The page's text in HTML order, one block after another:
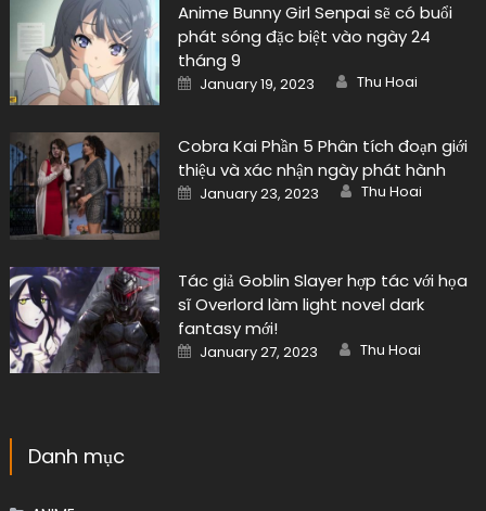
Anime Bunny Girl Senpai sẽ có buổi
phát sóng đặc biệt vào ngày 24
tháng 9
Posted
on
January 19, 2023 Author
Thu Hoai
Cobra Kai Phần 5 Phân tích đoạn giới
thiệu và xác nhận ngày phát hành
Posted
on
January 23, 2023 Author
Thu Hoai
Tác giả Goblin Slayer hợp tác với họa
sĩ Overlord làm light novel dark
fantasy mới!
Posted
on
January 27, 2023 Author
Thu Hoai
Danh mục